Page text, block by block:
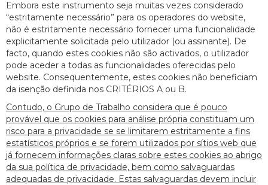
Embora este instrumento seja muitas vezes considerado
“estritamente necessário” para os operadores do website,
não é estritamente necessário fornecer uma funcionalidade
explicitamente solicitada pelo utilizador (ou assinante). De
facto, quando estes cookies não são activados, o utilizador
pode aceder a todas as funcionalidades oferecidas pelo
website. Consequentemente, estes cookies não beneficiam
da isenção definida nos CRITÉRIOS A ou B.
Contudo, o Grupo de Trabalho considera que é pouco
provável que os cookies para análise própria constituam um
risco para a privacidade se se limitarem estritamente a fins
estatísticos próprios e se forem utilizados por sítios web que
já fornecem informações claras sobre estes cookies ao abrigo
da sua política de privacidade, bem como salvaguardas
adequadas de privacidade. Estas salvaguardas devem incluir